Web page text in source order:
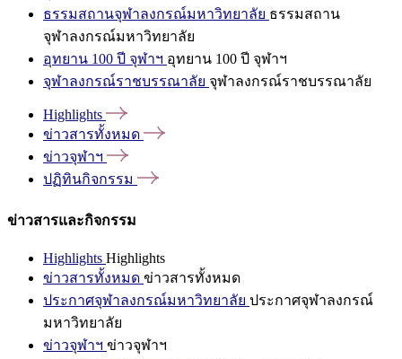
ธรรมสถานจุฬาลงกรณ์มหาวิทยาลัย ธรรมสถาน
จุฬาลงกรณ์มหาวิทยาลัย
อุทยาน 100 ปี จุฬาฯ อุทยาน 100 ปี จุฬาฯ
จุฬาลงกรณ์ราชบรรณาลัย จุฬาลงกรณ์ราชบรรณาลัย
Highlights
ข่าวสารทั้งหมด
ข่าวจุฬาฯ
ปฏิทินกิจกรรม
ข่าวสารและกิจกรรม
Highlights Highlights
ข่าวสารทั้งหมด ข่าวสารทั้งหมด
ประกาศจุฬาลงกรณ์มหาวิทยาลัย ประกาศจุฬาลงกรณ์
มหาวิทยาลัย
ข่าวจุฬาฯ ข่าวจุฬาฯ